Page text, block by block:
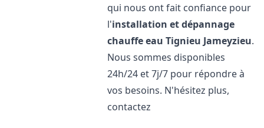
qui nous ont fait confiance pour
l'installation et dépannage
chauffe eau Tignieu Jameyzieu.
Nous sommes disponibles
24h/24 et 7j/7 pour répondre à
vos besoins. N'hésitez plus,
contactez